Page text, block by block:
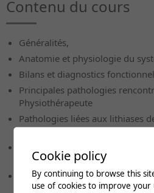
Contenu du cours
Généralités,
Anatomie et physiologie du
Bilans et diagnostics
Principales pathologies
Physiothérapeute
Pathologies liées aux lithiases
VPPB.
utilisations.
Travaux pratiques dirigés entre
Cookie policy
By continuing to browse this
use of cookies to improve